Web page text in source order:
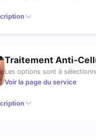
Traitement Anti-
Les options sont à
Voir la page du service